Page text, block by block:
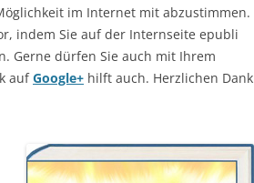
im Internet mit abzustimmen.
indem Sie auf der Internseite epubli
Gerne dürfen Sie auch mit Ihrem
aufGoogle+ hilft auch. Herzlichen Dank